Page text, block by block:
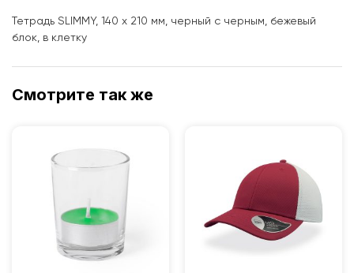
Тетрадь SLIMMY, 140 х 210 мм, черный с черным, бежевый
блок, в клетку
Смотрите так же